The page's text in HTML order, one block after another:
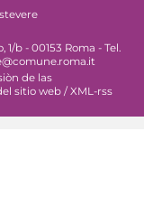
b - 00153 Roma - Tel.
de las
sitio web / XML-rss